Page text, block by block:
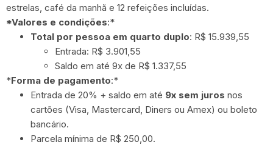
estrelas, café da manhã e 12 refeições incluídas.
*Valores e condições:*
Total por pessoa em quarto duplo: R$ 15.939,55
Entrada: R$ 3.901,55
Saldo em até 9x de R$ 1.337,55
*Forma de pagamento:*
Entrada de 20% + saldo em até 9x sem juros nos
cartões (Visa, Mastercard, Diners ou Amex) ou boleto
bancário.
Parcela mínima de R$ 250,00.